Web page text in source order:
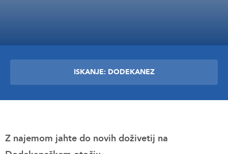
ISKANJE: DODEKANEZ
Z najemom jahte do novih doživetij na